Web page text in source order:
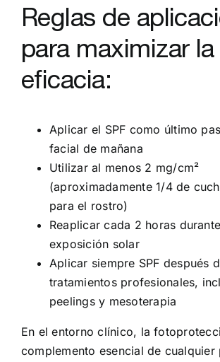
Reglas de
para maximizar la
eficacia:
Aplicar el SPF como último
facial de mañana
Utilizar al menos 2 mg/cm²
(aproximadamente 1/4 de
para el rostro)
Reaplicar cada 2 horas
exposición solar
Aplicar siempre SPF después
tratamientos profesionales,
peelings y mesoterapia
En el entorno clínico, la
complemento esencial de